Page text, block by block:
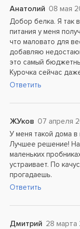
Анатолий 08 мая
Добор белка. Я так
питания у меня
что маловато для
добавляю
это самый
Курочка сейчас
Ответить
ЖУков 07 апреля
У меня такой дома в
Лучшее решение! На
маленьких
устраивает. По
прогадаешь.
Ответить
Дмитрий 28 марта